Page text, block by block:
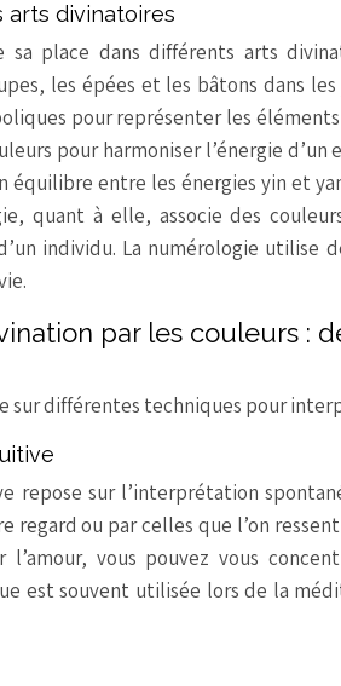
arts divinatoires
sa place dans différents arts
les épées et les bâtons dans
pour représenter les
pour harmoniser l’énergie
équilibre entre les énergies yin et
quant à elle, associe des
individu. La numérologie utilise
par les couleurs :
sur différentes techniques pour
repose sur l’interprétation
ou par celles que l’on
l’amour, vous pouvez vous
est souvent utilisée lors de la